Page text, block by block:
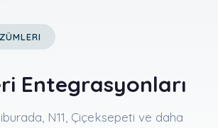
Entegrasyonları
N11, Çiçeksepeti ve daha